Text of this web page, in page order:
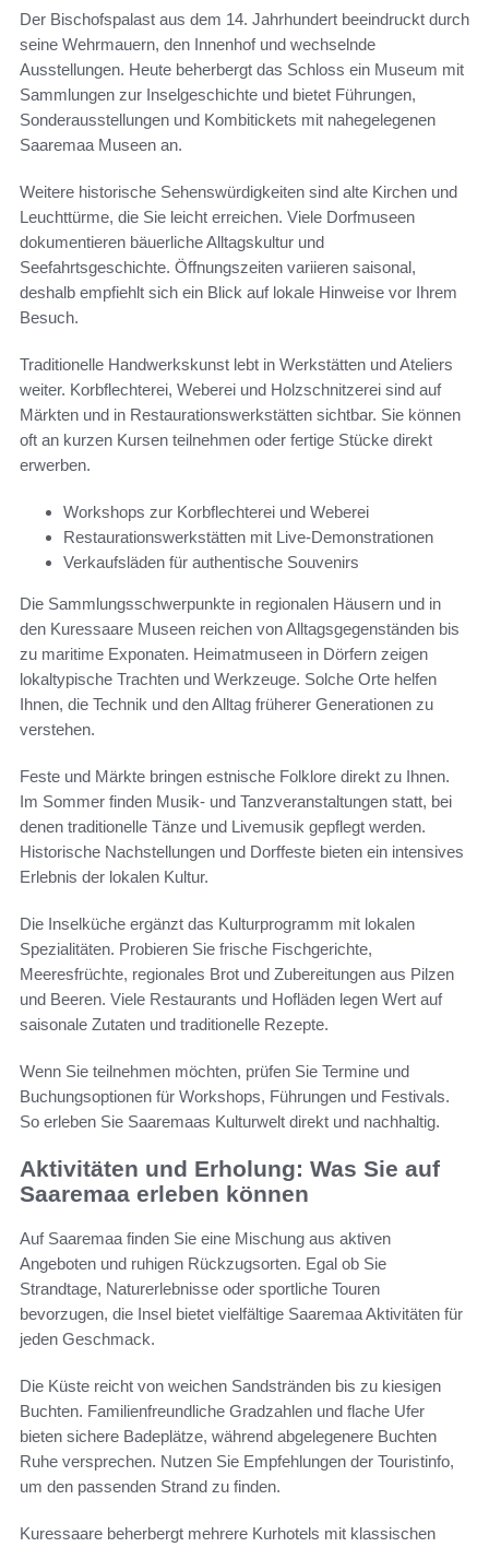
Der Bischofspalast aus dem 14. Jahrhundert beeindruckt durch
seine Wehrmauern, den Innenhof und wechselnde
Ausstellungen. Heute beherbergt das Schloss ein Museum mit
Sammlungen zur Inselgeschichte und bietet Führungen,
Sonderausstellungen und Kombitickets mit nahegelegenen
Saaremaa Museen an.
Weitere historische Sehenswürdigkeiten sind alte Kirchen und
Leuchttürme, die Sie leicht erreichen. Viele Dorfmuseen
dokumentieren bäuerliche Alltagskultur und
Seefahrtsgeschichte. Öffnungszeiten variieren saisonal,
deshalb empfiehlt sich ein Blick auf lokale Hinweise vor Ihrem
Besuch.
Traditionelle Handwerkskunst lebt in Werkstätten und Ateliers
weiter. Korbflechterei, Weberei und Holzschnitzerei sind auf
Märkten und in Restaurationswerkstätten sichtbar. Sie können
oft an kurzen Kursen teilnehmen oder fertige Stücke direkt
erwerben.
Workshops zur Korbflechterei und Weberei
Restaurationswerkstätten mit Live-Demonstrationen
Verkaufsläden für authentische Souvenirs
Die Sammlungsschwerpunkte in regionalen Häusern und in
den Kuressaare Museen reichen von Alltagsgegenständen bis
zu maritime Exponaten. Heimatmuseen in Dörfern zeigen
lokaltypische Trachten und Werkzeuge. Solche Orte helfen
Ihnen, die Technik und den Alltag früherer Generationen zu
verstehen.
Feste und Märkte bringen estnische Folklore direkt zu Ihnen.
Im Sommer finden Musik- und Tanzveranstaltungen statt, bei
denen traditionelle Tänze und Livemusik gepflegt werden.
Historische Nachstellungen und Dorffeste bieten ein intensives
Erlebnis der lokalen Kultur.
Die Inselküche ergänzt das Kulturprogramm mit lokalen
Spezialitäten. Probieren Sie frische Fischgerichte,
Meeresfrüchte, regionales Brot und Zubereitungen aus Pilzen
und Beeren. Viele Restaurants und Hofläden legen Wert auf
saisonale Zutaten und traditionelle Rezepte.
Wenn Sie teilnehmen möchten, prüfen Sie Termine und
Buchungsoptionen für Workshops, Führungen und Festivals.
So erleben Sie Saaremaas Kulturwelt direkt und nachhaltig.
Aktivitäten und Erholung: Was Sie auf
Saaremaa erleben können
Auf Saaremaa finden Sie eine Mischung aus aktiven
Angeboten und ruhigen Rückzugsorten. Egal ob Sie
Strandtage, Naturerlebnisse oder sportliche Touren
bevorzugen, die Insel bietet vielfältige Saaremaa Aktivitäten für
jeden Geschmack.
Die Küste reicht von weichen Sandstränden bis zu kiesigen
Buchten. Familienfreundliche Gradzahlen und flache Ufer
bieten sichere Badeplätze, während abgelegenere Buchten
Ruhe versprechen. Nutzen Sie Empfehlungen der Touristinfo,
um den passenden Strand zu finden.
Kuressaare beherbergt mehrere Kurhotels mit klassischen